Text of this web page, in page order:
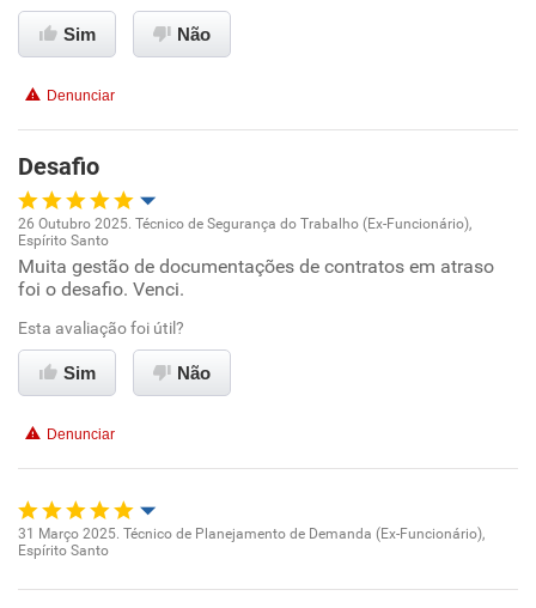
Sim Não
Denunciar
Desafio
Oportunidade de promoção
Conciliação com a vida familiar
Benefícios
26 Outubro 2025. Técnico de Segurança do Trabalho (Ex-Funcionário),
Espírito Santo
Muita gestão de documentações de contratos em atraso
foi o desafio. Venci.
Esta avaliação foi útil?
Sim Não
Denunciar
Oportunidade de promoção
31 Março 2025. Técnico de Planejamento de Demanda (Ex-Funcionário),
Espírito Santo